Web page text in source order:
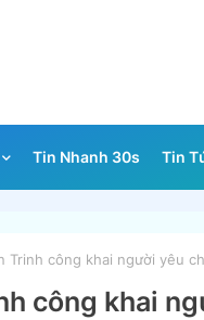
Tin Nhanh 30s Tin
Trinh công khai người yêu
công khai